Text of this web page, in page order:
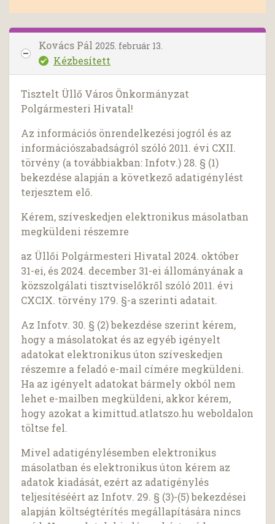
Kovács Pál 2025. február 13.
Kézbesített
Tisztelt Üllő Város Önkormányzat
Polgármesteri Hivatal!
Az információs önrendelkezési jogról és az
információszabadságról szóló 2011. évi CXII.
törvény (a továbbiakban: Infotv.) 28. § (1)
bekezdése alapján a következő adatigénylést
terjesztem elő.
Kérem, szíveskedjen elektronikus másolatban
megküldeni részemre
az Üllői Polgármesteri Hivatal 2024. október
31-ei, és 2024. december 31-ei állományának a
közszolgálati tisztviselőkről szóló 2011. évi
CXCIX. törvény 179. §-a szerinti adatait.
Az Infotv. 30. § (2) bekezdése szerint kérem,
hogy a másolatokat és az egyéb igényelt
adatokat elektronikus úton szíveskedjen
részemre a feladó e-mail címére megküldeni.
Ha az igényelt adatokat bármely okból nem
lehet e-mailben megküldeni, akkor kérem,
hogy azokat a kimittud.atlatszo.hu weboldalon
töltse fel.
Mivel adatigénylésemben elektronikus
másolatban és elektronikus úton kérem az
adatok kiadását, ezért az adatigénylés
teljesítéséért az Infotv. 29. § (3)-(5) bekezdései
alapján költségtérítés megállapítására nincs